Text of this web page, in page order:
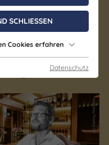
der 56.
Orgeltage
18:00 - 19:30 Uhr
(c) Danny Manthei
SCHLIESSEN
Cookies erfahren
Datenschutz